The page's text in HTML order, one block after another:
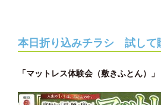
本日折り込みチラシ 試して
「マットレス体験会（敷きふとん）」